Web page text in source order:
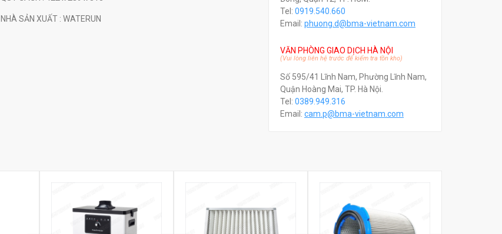
NHÀ SẢN XUẤT : WATERUN
Tel: 0919.540.660
Email: phuong.d@bma-vietnam.com
VĂN PHÒNG GIAO DỊCH HÀ NỘI
(Vui lòng liên hệ trước để kiểm tra tồn kho)
Số 595/41 Lĩnh Nam, Phường Lĩnh Nam,
Quận Hoàng Mai, TP. Hà Nội.
Tel: 0389.949.316
Email: cam.p@bma-vietnam.com